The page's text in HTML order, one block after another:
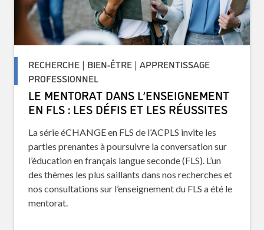
RECHERCHE | BIEN-ÊTRE | APPRENTISSAGE
PROFESSIONNEL
LE MENTORAT DANS L’ENSEIGNEMENT
EN FLS : LES DÉFIS ET LES RÉUSSITES
La série éCHANGE en FLS de l’ACPLS invite les
parties prenantes à poursuivre la conversation sur
l’éducation en français langue seconde (FLS). L’un
des thèmes les plus saillants dans nos recherches et
nos consultations sur l’enseignement du FLS a été le
mentorat.